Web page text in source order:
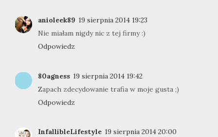
anioleek89 19 sierpnia 2014 19:23
Nie miałam nigdy nic z tej firmy :)
Odpowiedz
80agness 19 sierpnia 2014 19:42
Zapach zdecydowanie trafia w moje gusta ;)
Odpowiedz
InfallibleLifestyle 19 sierpnia 2014 20:00